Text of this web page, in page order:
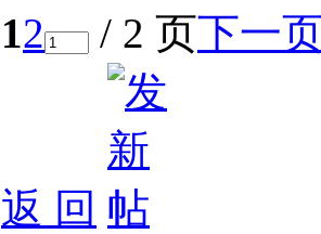
12 / 2 页下一
返 回